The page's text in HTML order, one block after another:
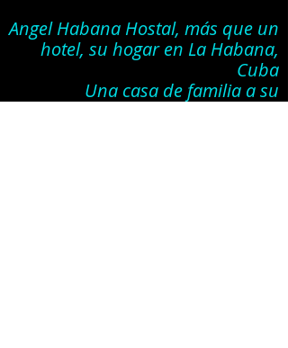
Angel Habana Hostal, más que un
hotel, su hogar en La Habana,
Cuba
Una casa de familia a su